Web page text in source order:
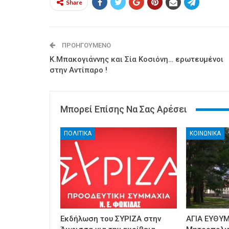
Share
ΠΡΟΗΓΟΎΜΕΝΟ
Κ.Μπακογιάννης και Σία Κοσιόνη… ερωτευμένοι
στην Αντίπαρο !
Μπορεί Επίσης Να Σας Αρέσει
ΠΟΛΙΤΙΚΑ
Εκδήλωση του ΣΥΡΙΖΑ στην
ΚΟΙΝΩΝΙΚΑ
ΑΓΙΑ